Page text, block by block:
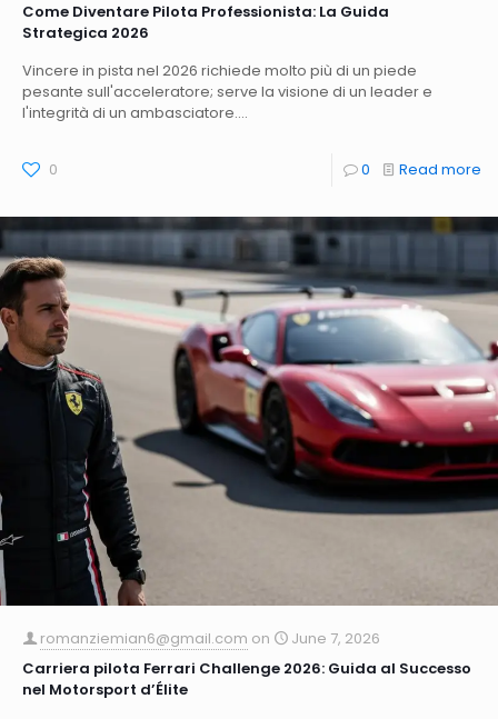
Come Diventare Pilota Professionista: La Guida
Strategica 2026
Vincere in pista nel 2026 richiede molto più di un piede
pesante sull'acceleratore; serve la visione di un leader e
l'integrità di un ambasciatore....
0 0 Read more
romanziemian6@gmail.com on
June 7, 2026
Carriera pilota Ferrari Challenge 2026: Guida al Successo
nel Motorsport d’Élite